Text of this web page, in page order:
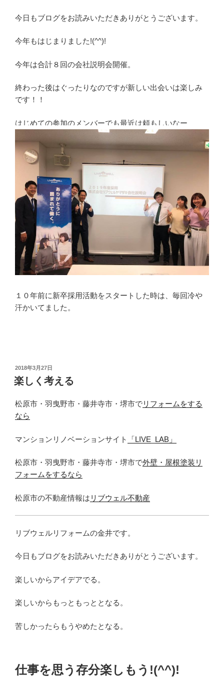
今日もブログをお読みいただきありがとうございます。
今年もはじまりました!(^^)!
今年は合計８回の会社説明会開催。
終わった後はぐったりなのですが新しい出会いは楽しみ
です！！
はじめての参加のメンバーでも最近は頼もしいなー
１０年前に新卒採用活動をスタートした時は、毎回冷や
汗かいてました。
投
稿
日:
2018年3月27日
楽しく考える
松原市・羽曳野市・藤井寺市・堺市でリフォームをする
なら
マンションリノベーションサイト 「LIVE_LAB」
松原市・羽曳野市・藤井寺市・堺市で外壁・屋根塗装リ
フォームをするなら
松原市の不動産情報は リブウェル不動産
リブウェルリフォームの金井です。
今日もブログをお読みいただきありがとうございます。
楽しいからアイデアでる。
楽しいからもっともっととなる。
苦しかったらもうやめたとなる。
仕事を思う存分楽しもう!(^^)!